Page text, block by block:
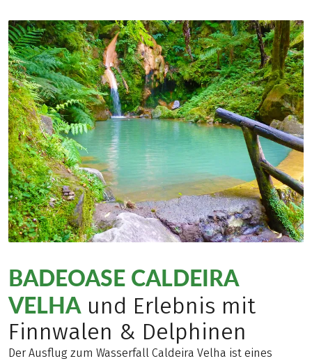
BADEOASE CALDEIRA
VELHAund Erlebnis mit
Finnwalen & Delphinen
Der Ausflug zum Wasserfall Caldeira Velha ist eines